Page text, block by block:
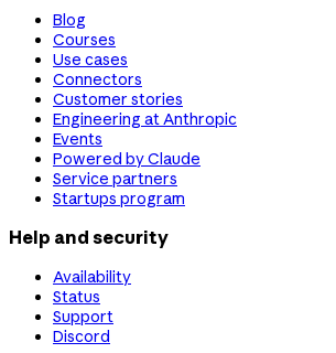
Blog
Courses
Use cases
Connectors
Customer stories
Engineering at Anthropic
Events
Powered by Claude
Service partners
Startups program
Help and security
Availability
Status
Support
Discord